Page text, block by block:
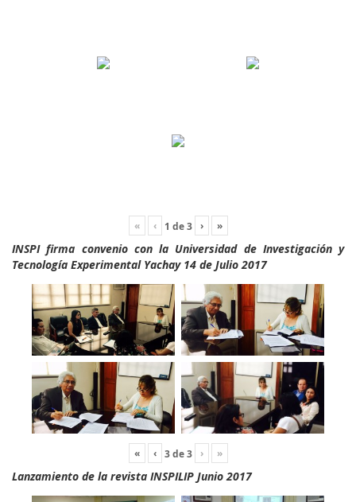
« ‹ 1 de3 › »
INSPI firma convenio con la Universidad de Investigación y
Tecnología Experimental Yachay 14 de Julio 2017
« ‹ 3de3 › »
Lanzamiento de la revista INSPILIP Junio 2017